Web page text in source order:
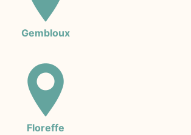
Gembloux
Floreffe